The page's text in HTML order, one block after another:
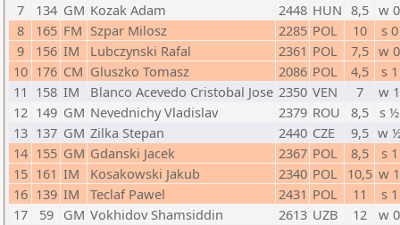
7
134 GM Kozak Adam 2448 HUN 8,5 w 0
8
165 FM Szpar Milosz 2285 POL 10
s 0
9
156 IM Lubczynski Rafal 2361 POL 7,5 w 0
10 176 CM Gluszko Tomasz 2086 POL 4,5
s 1
11 158 IM Blanco Acevedo Cristobal Jose 2350 VEN 7
w 1
12 149 GM Nevednichy Vladislav 2379 ROU 8,5
s ½
13 137 GM Zilka Stepan 2440 CZE 9,5 w
14 155 GM Gdanski Jacek 2367 POL 8,5
s 1
15 161 IM Kosakowski Jakub 2340 POL 10,5 w 1
16 139 IM Teclaf Pawel 2431 POL 11
s 1
17
59 GM Vokhidov Shamsiddin 2613 UZB 12
w 0